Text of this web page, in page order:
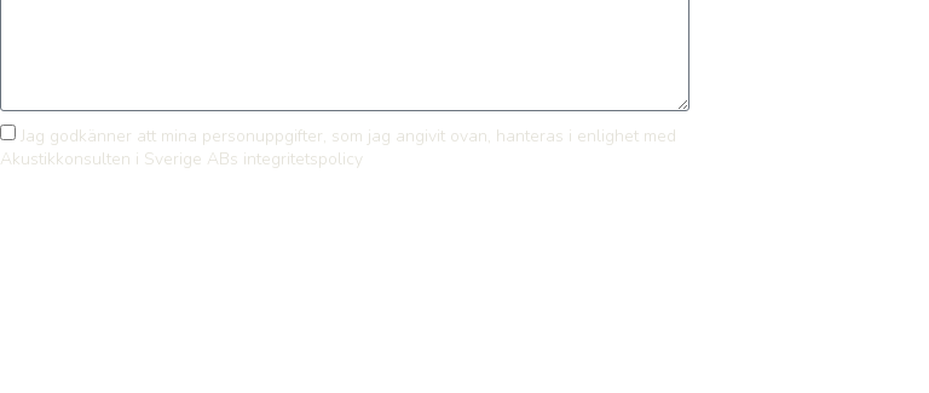
Jag godkänner att mina personuppgifter, som jag angivit ovan, hanteras i enlighet med
Akustikkonsulten i Sverige ABs integritetspolicy